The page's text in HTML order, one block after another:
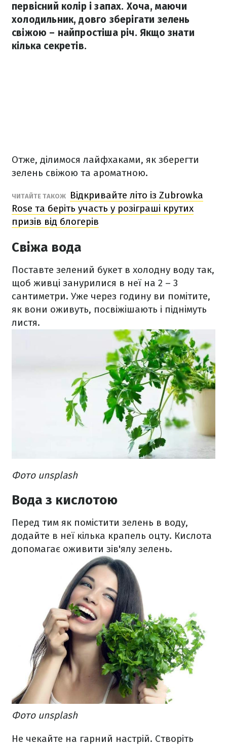
первісний колір і запах. Хоча, маючи
холодильник, довго зберігати зелень
свіжою – найпростіша річ. Якщо знати
кілька секретів.
Отже, ділимося лайфхаками, як зберегти
зелень свіжою та ароматною.
ЧИТАЙТЕ ТАКОЖ
Відкривайте літо із Zubrowka
Rose та беріть участь у розіграші крутих
призів від блогерів
Свіжа вода
Поставте зелений букет в холодну воду так,
щоб живці занурилися в неї на 2 – 3
сантиметри. Уже через годину ви помітите,
як вони оживуть, посвіжішають і піднімуть
листя.
Фото unsplash
Вода з кислотою
Перед тим як помістити зелень в воду,
додайте в неї кілька крапель оцту. Кислота
допомагає оживити зів'ялу зелень.
Фото unsplash
Не чекайте на гарний настрій. Створіть